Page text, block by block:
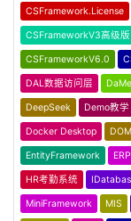
CSFramework.License
CSFrameworkV3高级版
CSFrameworkV6.0
DAL数据访问层
DeepSeek Demo教学
Docker Desktop DOM
EntityFramework ERP
HR考勤系统
MiniFramework MIS